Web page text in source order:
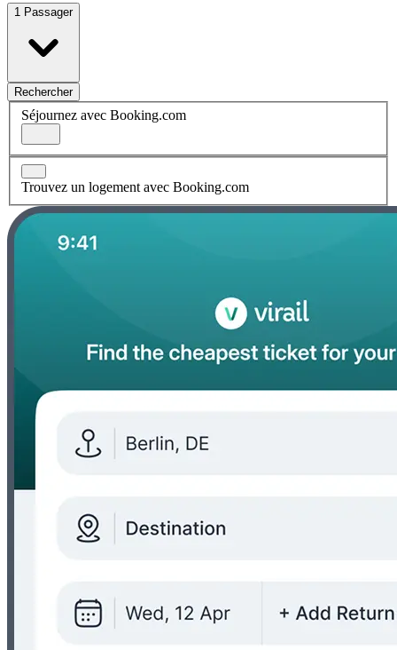
1 Passager
Rechercher
Séjournez avec Booking.com
Trouvez un logement avec Booking.com